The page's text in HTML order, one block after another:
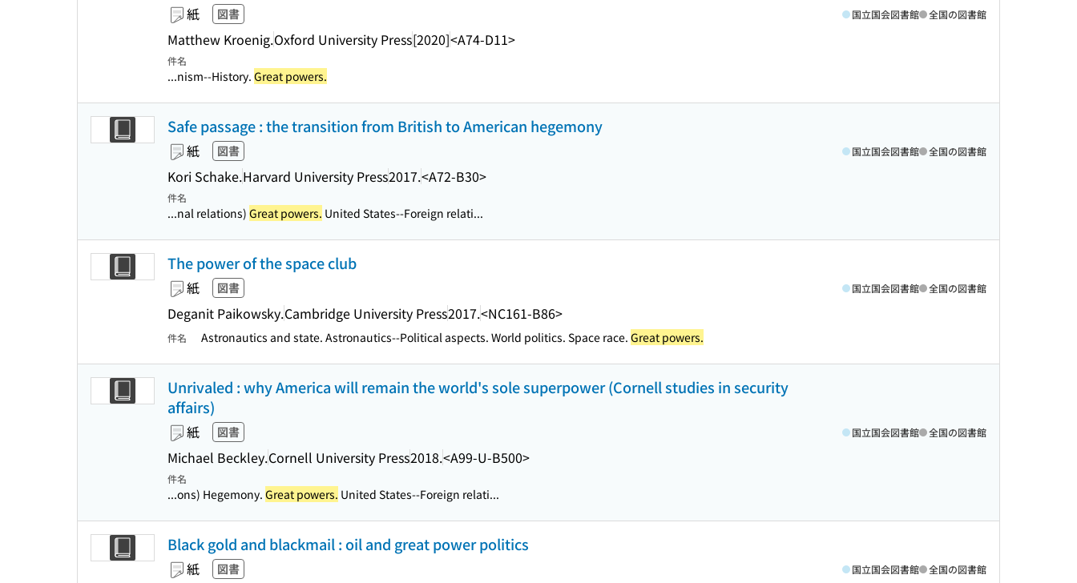
紙 図書
Matthew Kroenig.Oxford University Press[2020]<A74-D11>
国立国会図書館 全国の図書館
件名
...nism--History. Great powers.
Safe passage : the transition from British to American hegemony
紙 図書
Kori Schake.Harvard University Press2017.<A72-B30>
国立国会図書館 全国の図書館
件名
...nal relations) Great powers. United States--Foreign relati...
The power of the space club
紙 図書
Deganit Paikowsky.Cambridge University Press2017.<NC161-B86>
国立国会図書館 全国の図書館
件名 Astronautics and state. Astronautics--Political aspects. World politics. Space race. Great powers.
Unrivaled : why America will remain the world's sole superpower (Cornell studies in security
affairs)
紙 図書
Michael Beckley.Cornell University Press2018.<A99-U-B500>
国立国会図書館 全国の図書館
件名
...ons) Hegemony. Great powers. United States--Foreign relati...
Black gold and blackmail : oil and great power politics
紙 図書 国立国会図書館 全国の図書館